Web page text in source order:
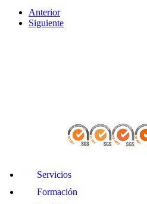
Anterior
Siguiente
Servicios
Formación